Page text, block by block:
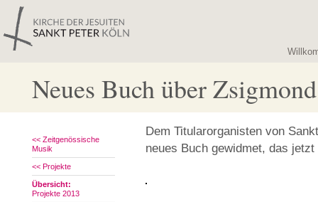
Neues Buch über
<< Zeitgenössische
Musik
<< Projekte
Übersicht:
Projekte 2013
Dem Titularorganisten von
neues Buch gewidmet, das